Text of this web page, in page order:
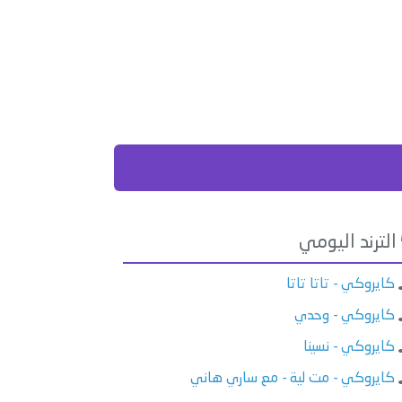
الترند اليومي
كايروكي - تاتا تاتا
كايروكي - وحدي
كايروكي - نسينا
كايروكي - مت لية - مع ساري هاني